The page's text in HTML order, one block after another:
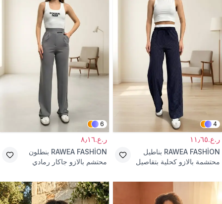
4
ر.ع.١١٫٦٥
RAWEA FASHİON بناطيل
محتشمة بالازو كحلية بتفاصيل
6
ر.ع.٨٫١٦
RAWEA FASHİON بنطلون
محتشم بالازو جاكار رمادي